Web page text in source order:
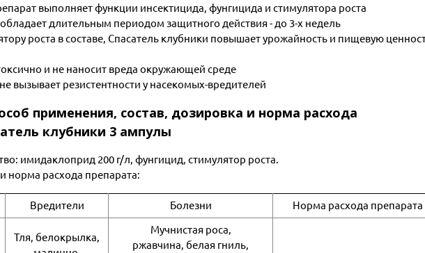
выполняет функции инсектицида, фунгицида и стимулятора роста
длительным периодом защитного действия - до 3-х недель
роста в составе, Спасатель клубники повышает урожайность и пищевую
и не наносит вреда окружающей среде
вызывает резистентности у насекомых-вредителей
применения, состав, дозировка и норма расхода
клубники 3 ампулы
имидаклоприд 200 г/л, фунгицид, стимулятор роста.
норма расхода препарата:
Вредители Болезни Норма расхода препарата
Тля, белокрылка,
Мучнистая роса,
ржавчина, белая гниль,